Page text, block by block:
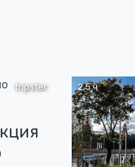
tripster 2,5 ч